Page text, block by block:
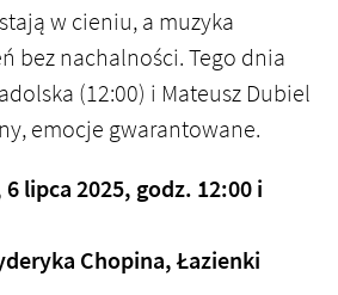
w cieniu, a muzyka
bez nachalności. Tego dnia
(12:00) i Mateusz Dubiel
emocje gwarantowane.
lipca 2025, godz. 12:00 i
Chopina, Łazienki